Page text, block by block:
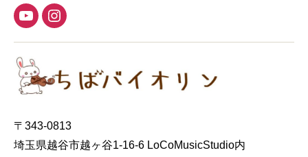
YouTubeinstagram
〒343-0813
埼玉県越谷市越ヶ谷1-16-6 LoCoMusicStudio内